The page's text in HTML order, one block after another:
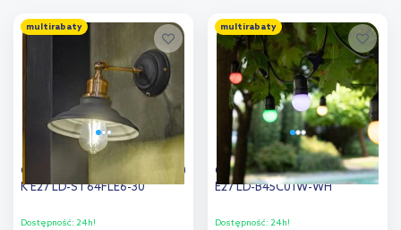
multirabaty
GTV żarówka LED 1x6 W 3000
K E27 LD-ST64FLE6-30
Dostępność: 24h!
multirabaty
GTV żarówka LED 1x1 W biała
E27 LD-B45C01W-WH
Dostępność: 24h!